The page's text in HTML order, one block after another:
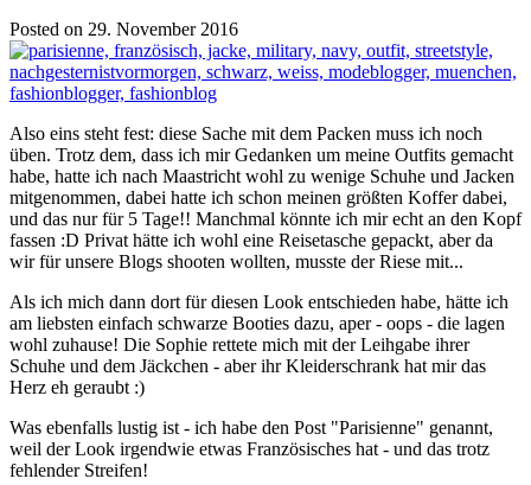
Posted on 29. November 2016
Also eins steht fest: diese Sache mit dem Packen muss ich noch
üben. Trotz dem, dass ich mir Gedanken um meine Outfits gemacht
habe, hatte ich nach Maastricht wohl zu wenige Schuhe und Jacken
mitgenommen, dabei hatte ich schon meinen größten Koffer dabei,
und das nur für 5 Tage!! Manchmal könnte ich mir echt an den Kopf
fassen :D Privat hätte ich wohl eine Reisetasche gepackt, aber da
wir für unsere Blogs shooten wollten, musste der Riese mit...
Als ich mich dann dort für diesen Look entschieden habe, hätte ich
am liebsten einfach schwarze Booties dazu, aper - oops - die lagen
wohl zuhause! Die Sophie rettete mich mit der Leihgabe ihrer
Schuhe und dem Jäckchen - aber ihr Kleiderschrank hat mir das
Herz eh geraubt :)
Was ebenfalls lustig ist - ich habe den Post "Parisienne" genannt,
weil der Look irgendwie etwas Französisches hat - und das trotz
fehlender Streifen!